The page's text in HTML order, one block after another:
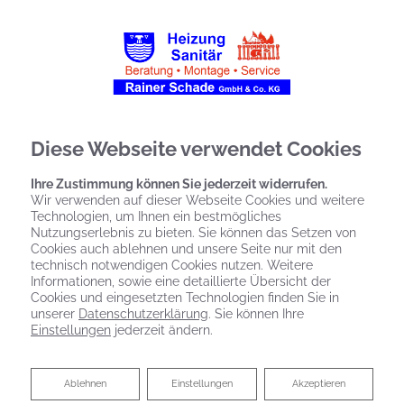
Diese Webseite verwendet Cookies
Ihre Zustimmung können Sie jederzeit widerrufen.
Wir verwenden auf dieser Webseite Cookies und weitere
Technologien, um Ihnen ein bestmögliches
Nutzungserlebnis zu bieten. Sie können das Setzen von
Cookies auch ablehnen und unsere Seite nur mit den
technisch notwendigen Cookies nutzen. Weitere
Informationen, sowie eine detaillierte Übersicht der
Cookies und eingesetzten Technologien finden Sie in
unserer Datenschutzerklärung. Sie können Ihre
Einstellungen jederzeit ändern.
Akzeptieren
Einstellungen
Ablehnen
Ablehnen